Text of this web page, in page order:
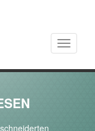
Toggle